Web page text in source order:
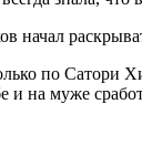
начал
по
и на муже